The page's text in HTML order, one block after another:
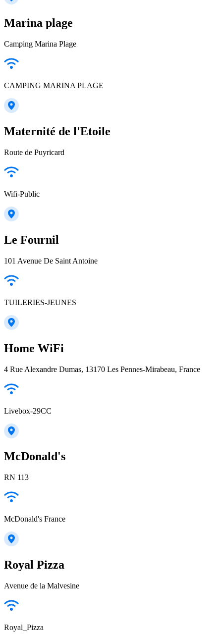
Marina plage
Camping Marina Plage
CAMPING MARINA PLAGE
Maternité de l'Etoile
Route de Puyricard
Wifi-Public
Le Fournil
101 Avenue De Saint Antoine
TUILERIES-JEUNES
Home WiFi
4 Rue Alexandre Dumas, 13170 Les Pennes-Mirabeau, France
Livebox-29CC
McDonald's
RN 113
McDonald's France
Royal Pizza
Avenue de la Malvesine
Royal_Pizza